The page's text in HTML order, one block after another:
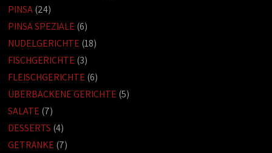
PINSA(24)
PINSA SPEZIALE (6)
NUDELGERICHTE (18)
FISCHGERICHTE (3)
FLEISCHGERICHTE (6)
ÜBERBACKENE GERICHTE (5)
SALATE (7)
DESSERTS (4)
GETRÄNKE (7)